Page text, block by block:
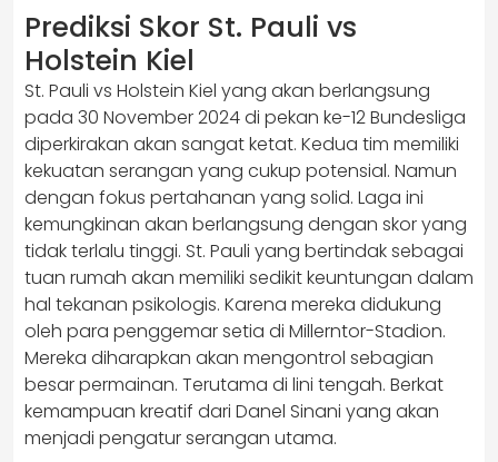
Prediksi Skor St. Pauli vs
Holstein Kiel
St. Pauli vs Holstein Kiel yang akan berlangsung
pada 30 November 2024 di pekan ke-12 Bundesliga
diperkirakan akan sangat ketat. Kedua tim memiliki
kekuatan serangan yang cukup potensial. Namun
dengan fokus pertahanan yang solid. Laga ini
kemungkinan akan berlangsung dengan skor yang
tidak terlalu tinggi. St. Pauli yang bertindak sebagai
tuan rumah akan memiliki sedikit keuntungan dalam
hal tekanan psikologis. Karena mereka didukung
oleh para penggemar setia di Millerntor-Stadion.
Mereka diharapkan akan mengontrol sebagian
besar permainan. Terutama di lini tengah. Berkat
kemampuan kreatif dari Danel Sinani yang akan
menjadi pengatur serangan utama.